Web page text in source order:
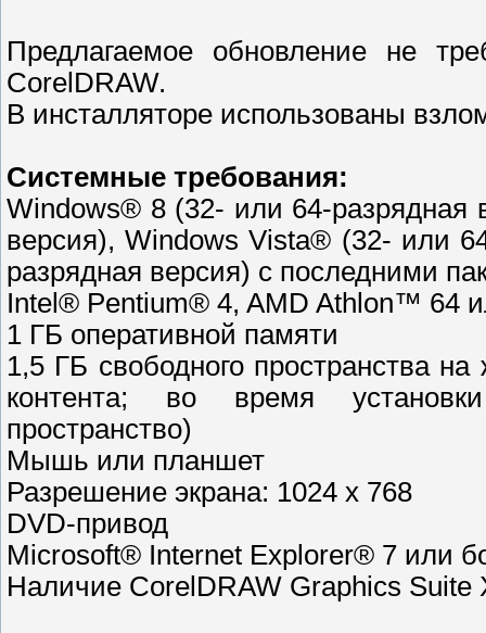
Предлагаемое обновление не
CorelDRAW.
В инсталляторе использованы
Системные требования:
Windows® 8 (32- или 64-разрядная
версия), Windows Vista® (32- или
разрядная версия) с последними
Intel® Pentium® 4, AMD Athlon™ 64
1 ГБ оперативной памяти
1,5 ГБ свободного пространства
контента; во время
пространство)
Мышь или планшет
Разрешение экрана: 1024 x 768
DVD-привод
Microsoft® Internet Explorer® 7 или
Наличие CorelDRAW Graphics Suite